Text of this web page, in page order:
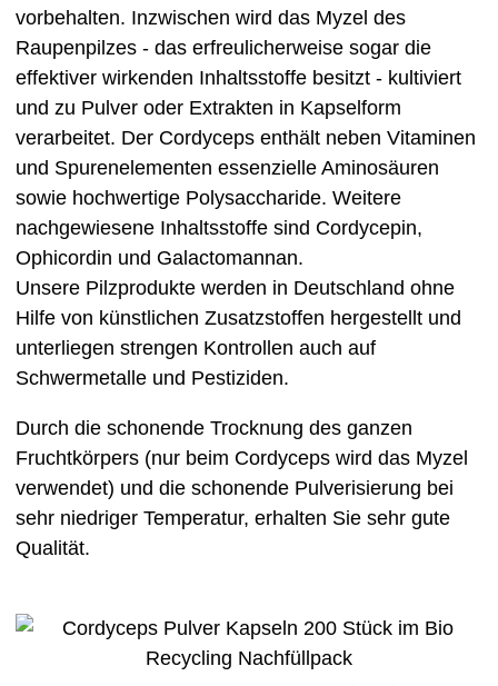
vorbehalten. Inzwischen wird das Myzel des
Raupenpilzes - das erfreulicherweise sogar die
effektiver wirkenden Inhaltsstoffe besitzt - kultiviert
und zu Pulver oder Extrakten in Kapselform
verarbeitet. Der Cordyceps enthält neben Vitaminen
und Spurenelementen essenzielle Aminosäuren
sowie hochwertige Polysaccharide. Weitere
nachgewiesene Inhaltsstoffe sind Cordycepin,
Ophicordin und Galactomannan.
Unsere Pilzprodukte werden in Deutschland ohne
Hilfe von künstlichen Zusatzstoffen hergestellt und
unterliegen strengen Kontrollen auch auf
Schwermetalle und Pestiziden.
Durch die schonende Trocknung des ganzen
Fruchtkörpers (nur beim Cordyceps wird das Myzel
verwendet) und die schonende Pulverisierung bei
sehr niedriger Temperatur, erhalten Sie sehr gute
Qualität.